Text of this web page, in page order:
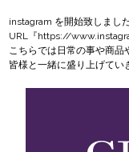
instagram を開始致しまし
URL『https://
こちらでは日常の事や商品
皆様と一緒に盛り上げて